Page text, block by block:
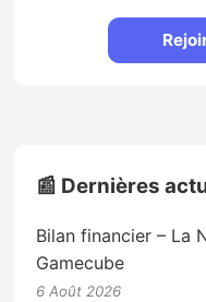
📰 Dernières
Bilan financier – La
Gamecube
6 Août 2026